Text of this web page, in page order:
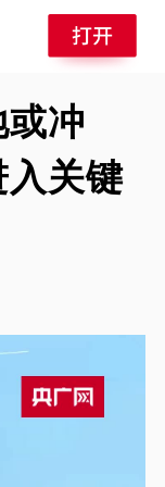
冲
关键